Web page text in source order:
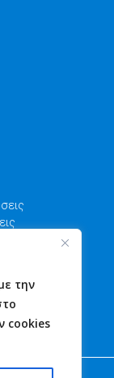
την
cookies